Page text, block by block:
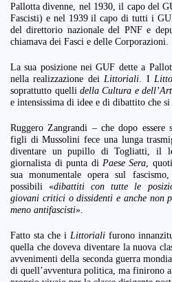
Pallotta divenne, nel 1930, il capo del
Fascisti) e nel 1939 il capo di tutti i
del direttorio nazionale del PNF e
chiamava dei Fasci e delle Corporazioni.
La sua posizione nei GUF dette a
nella realizzazione dei Littoriali . I
soprattutto quelli della Cultura e
e intensissima di idee e di dibattito che
Ruggero Zangrandi – che dopo
figli di Mussolini fece una lunga
diventare un pupillo di Togliatti, il
giornalista di punta di Paese Sera ,
sua monumentale opera sul
possibili «dibattiti con tutte le
giovani critici o dissidenti e anche non
meno antifascisti».
Fatto sta che i Littoriali furono
quella che doveva diventare la nuova
avvenimenti della seconda guerra
di quell’avventura politica, ma finirono